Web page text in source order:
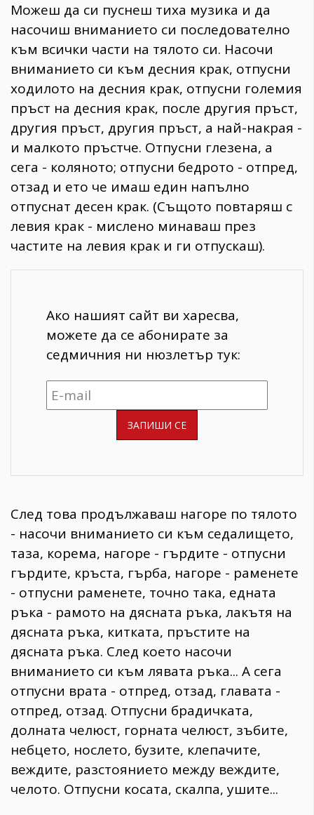
Можеш да си пуснеш тиха музика и да
насочиш вниманието си последователно
към всички части на тялото си. Насочи
вниманието си към десния крак, отпусни
ходилото на десния крак, отпусни големия
пръст на десния крак, после другия пръст,
другия пръст, другия пръст, а най-накрая -
и малкото пръстче. Отпусни глезена, а
сега - коляното; отпусни бедрото - отпред,
отзад и ето че имаш един напълно
отпуснат десен крак. (Същото повтаряш с
левия крак - мислено минаваш през
частите на левия крак и ги отпускаш).
Ако нашият сайт ви харесва,
можете да се абонирате за
седмичния ни нюзлетър тук:
След това продължаваш нагоре по тялото
- насочи вниманието си към седалището,
таза, корема, нагоре - гърдите - отпусни
гърдите, кръста, гърба, нагоре - раменете
- отпусни раменете, точно така, едната
ръка - рамото на дясната ръка, лакътя на
дясната ръка, китката, пръстите на
дясната ръка. След което насочи
вниманието си към лявата ръка... А сега
отпусни врата - отпред, отзад, главата -
отпред, отзад. Отпусни брадичката,
долната челюст, горната челюст, зъбите,
небцето, нослето, бузите, клепачите,
веждите, разстоянието между веждите,
челото. Отпусни косата, скалпа, ушите...